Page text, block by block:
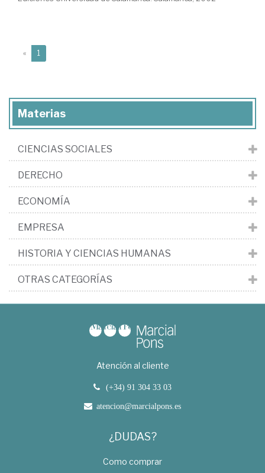
« 1
Materias
CIENCIAS SOCIALES
DERECHO
ECONOMÍA
EMPRESA
HISTORIA Y CIENCIAS HUMANAS
OTRAS CATEGORÍAS
Atención al cliente
(+34) 91 304 33 03
atencion@marcialpons.es
¿DUDAS?
Como comprar